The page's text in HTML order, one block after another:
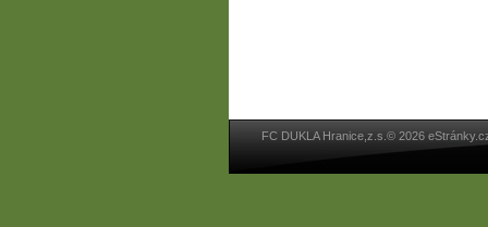
FC DUKLA Hranice,z.s.© 2026